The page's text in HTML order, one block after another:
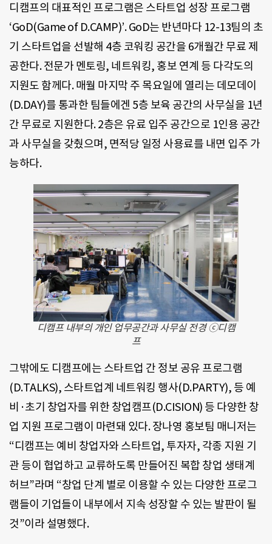
디캠프의 대표적인 프로그램은 스타트업 성장 프로그램
‘GoD(Game of D.CAMP)’. GoD는 반년마다 12-13팀의 초
기 스타트업을 선발해 4층 코워킹 공간을 6개월간 무료 제
공한다. 전문가 멘토링, 네트워킹, 홍보 연계 등 다각도의
지원도 함께다. 매월 마지막 주 목요일에 열리는 데모데이
(D.DAY)를 통과한 팀들에겐 5층 보육 공간의 사무실을 1년
간 무료로 지원한다. 2층은 유료 입주 공간으로 1인용 공간
과 사무실을 갖췄으며, 면적당 일정 사용료를 내면 입주 가
능하다.
디캠프 내부의 개인 업무공간과 사무실 전경 ⓒ디캠
프
그밖에도 디캠프에는 스타트업 간 정보 공유 프로그램
(D.TALKS), 스타트업계 네트워킹 행사(D.PARTY), 등 예
비·초기 창업자를 위한 창업캠프(D.CISION) 등 다양한 창
업 지원 프로그램이 마련돼 있다. 장나영 홍보팀 매니저는
“디캠프는 예비 창업자와 스타트업, 투자자, 각종 지원 기
관 등이 협업하고 교류하도록 만들어진 복합 창업 생태계
허브”라며 “창업 단계 별로 이용할 수 있는 다양한 프로그
램들이 기업들이 내부에서 지속 성장할 수 있는 발판이 될
것”이라 설명했다.